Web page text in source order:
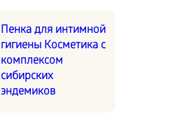
Пенка для интимной
гигиены Косметика с
комплексом
сибирских
эндемиков